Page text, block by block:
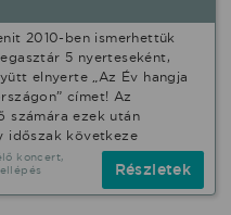
2010-ben ismerhettük
5 nyerteseként,
elnyerte „Az Év hangja
címet! Az
számára ezek után
időszak következe
koncert,
Részletek